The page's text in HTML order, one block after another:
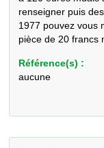
renseigner puis
1977 pouvez vous
pièce de 20 francs
Référence(s) :
aucune